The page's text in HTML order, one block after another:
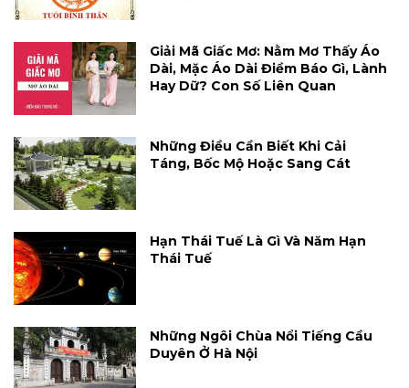
Giải Mã Giấc Mơ: Nằm Mơ Thấy Áo
Dài, Mặc Áo Dài Điềm Báo Gì, Lành
Hay Dữ? Con Số Liên Quan
Những Điều Cần Biết Khi Cải
Táng, Bốc Mộ Hoặc Sang Cát
Hạn Thái Tuế Là Gì Và Năm Hạn
Thái Tuế
Những Ngôi Chùa Nổi Tiếng Cầu
Duyên Ở Hà Nội